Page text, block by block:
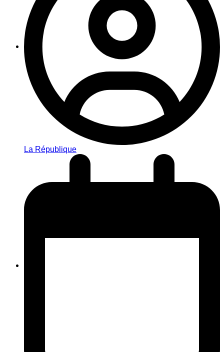
La République